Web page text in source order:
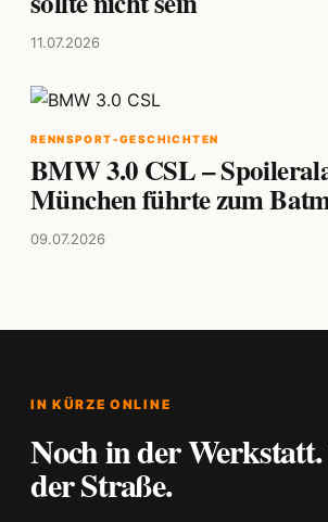
11.07.2026
RENNSPORT-GESCHICHTEN
BMW 3.0 CSL –
München führte zum
09.07.2026
IN KÜRZE ONLINE
Noch in der
der Straße.